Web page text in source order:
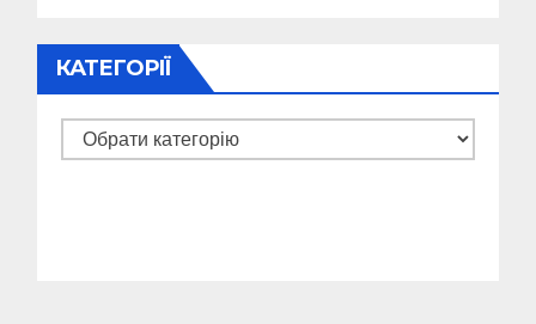
КАТЕГОРІЇ
Категорії